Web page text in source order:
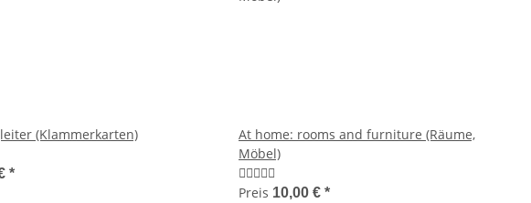
(Klammerkarten)
*
At home: rooms and furniture (Räume,
Möbel)
Preis 10,00 € *